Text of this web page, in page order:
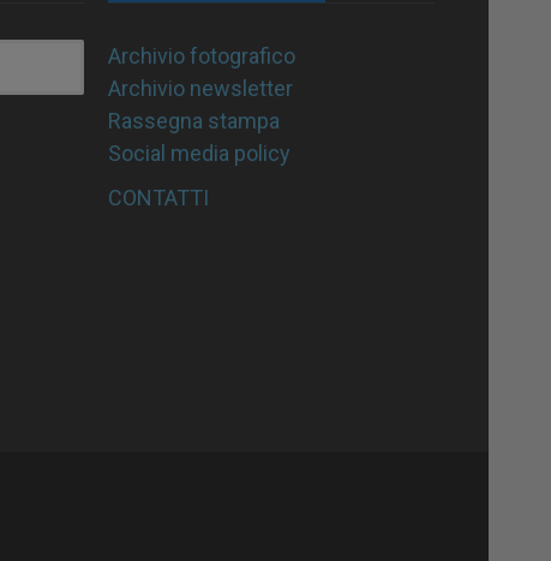
Archivio fotografico
Archivio newsletter
Rassegna stampa
Social media policy
CONTATTI